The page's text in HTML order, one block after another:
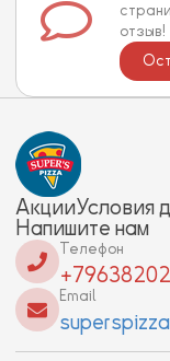
отзыв!
АкцииУсловия
Напишите нам
Телефон
Email